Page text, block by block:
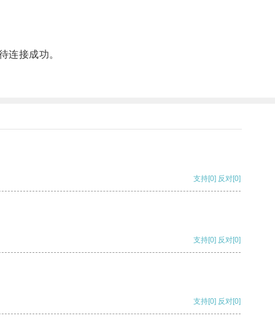
接成功。
支持[0] 反对[0]
支持[0] 反对[0]
支持[0] 反对[0]